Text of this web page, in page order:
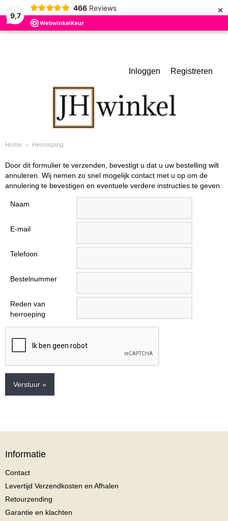
9,7
466 Reviews ×
Inloggen Registreren
Home › Herroeping
Door dit formulier te verzenden, bevestigt u dat u uw bestelling wilt
annuleren. Wij nemen zo snel mogelijk contact met u op om de
annulering te bevestigen en eventuele verdere instructies te geven.
Naam
E-mail
Telefoon
Bestelnummer
Reden van
herroeping
Verstuur »
Informatie
Contact
Levertijd Verzendkosten en Afhalen
Retourzending
Garantie en klachten